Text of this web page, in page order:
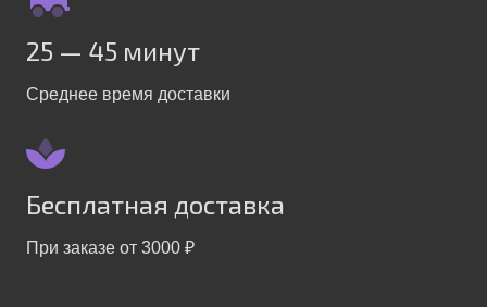
25 — 45 минут
Среднее время доставки
Бесплатная доставка
При заказе от 3000 ₽